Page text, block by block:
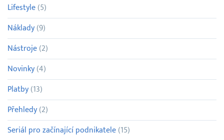
Lifestyle(5)
Náklady(9)
Nástroje(2)
Novinky(4)
Platby(13)
Přehledy(2)
Seriál pro začínající podnikatele(15)